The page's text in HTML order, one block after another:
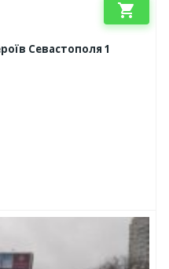
shopping_cart
Севастополя 1